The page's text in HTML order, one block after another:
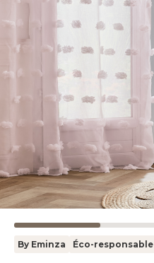
By Eminza Éco-responsable